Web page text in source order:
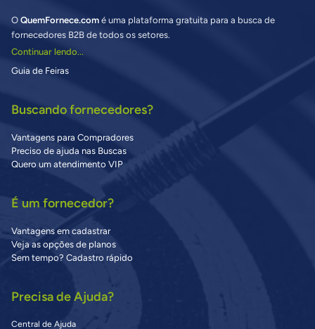
O QuemFornece.com é uma plataforma gratuita para a busca de
fornecedores B2B de todos os setores.
Continuar lendo...
Guia de Feiras
Buscando fornecedores?
Vantagens para Compradores
Preciso de ajuda nas Buscas
Quero um atendimento VIP
É um fornecedor?
Vantagens em cadastrar
Veja as opções de planos
Sem tempo? Cadastro rápido
Precisa de Ajuda?
Central de Ajuda